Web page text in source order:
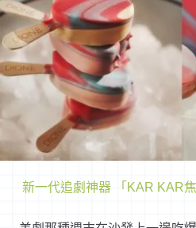
新一代追劇神器 「KAR KAR